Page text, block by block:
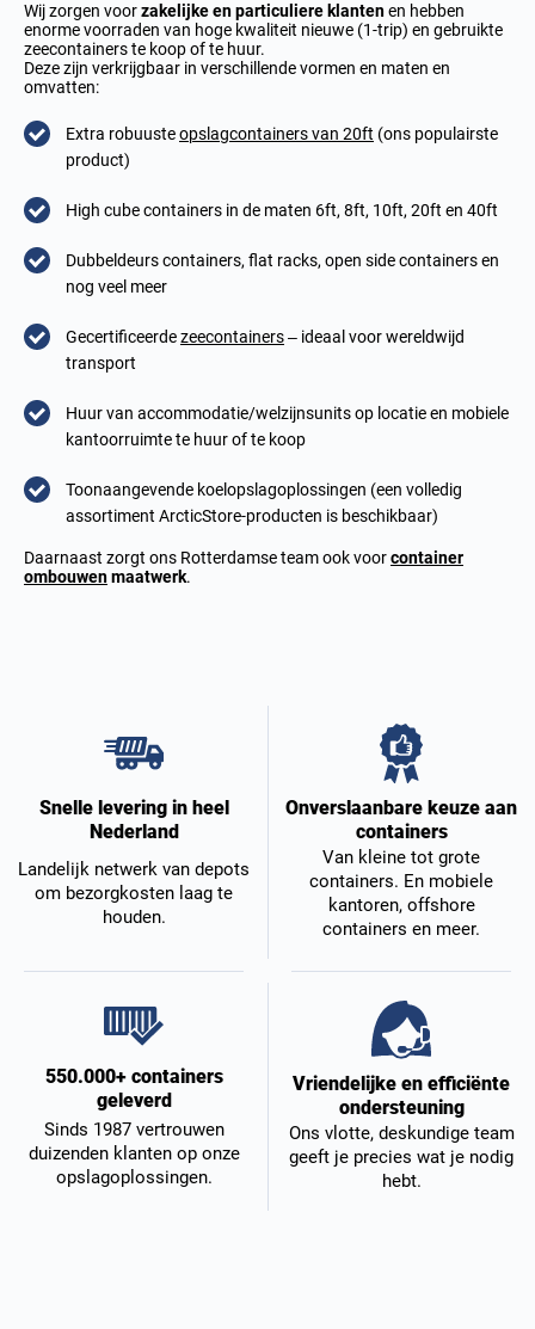
Wij zorgen voorzakelijkeen particuliere klantenen hebben
enorme voorraden van hoge kwaliteit nieuwe (1-trip) en gebruikte
zeecontainers te koop of te huur.
Deze zijn verkrijgbaar in verschillende vormen en maten en
omvatten:
Extra robuusteopslagcontainers van 20ft (ons populairste
product)
High cube containers in de maten 6ft, 8ft, 10ft, 20ft en 40ft
Dubbeldeurs containers, flat racks, open side containers en
nog veel meer
Gecertificeerdezeecontainers– ideaal voor wereldwijd
transport
Huur van accommodatie/welzijnsunits op locatie en mobiele
kantoorruimte te huur of te koop
Toonaangevende koelopslagoplossingen (een volledig
assortiment ArcticStore-producten is beschikbaar)
Daarnaast zorgt ons Rotterdamse team ook voorcontainer
ombouwenmaatwerk.
Snelle levering in heel
Nederland
Landelijk netwerk van depots
om bezorgkosten laag te
houden.
Onverslaanbare keuze aan
containers
Van kleine tot grote
containers. En mobiele
kantoren, offshore
containers en meer.
550.000+ containers
geleverd
Sinds 1987 vertrouwen
duizenden klanten op onze
opslagoplossingen.
Vriendelijke en efficiënte
ondersteuning
Ons vlotte, deskundige team
geeft je precies wat je nodig
hebt.